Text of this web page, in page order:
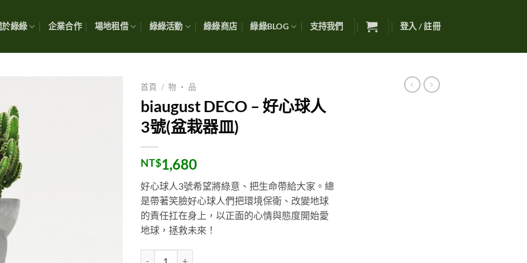
於綠綠 企業合作 場地租借 綠綠活動 綠綠商店 綠綠BLOG 支持我們 登入 / 註冊
首頁 / 物 ・ 品
biaugust DECO – 好心球人
3號(盆栽器皿)
NT$1,680
好心球人3號希望將綠意、把生命帶給大家。總
是帶著笑臉好心球人們把環境保衛、改變地球
的責任扛在身上，以正面的心情與態度開始愛
地球，拯救未來！